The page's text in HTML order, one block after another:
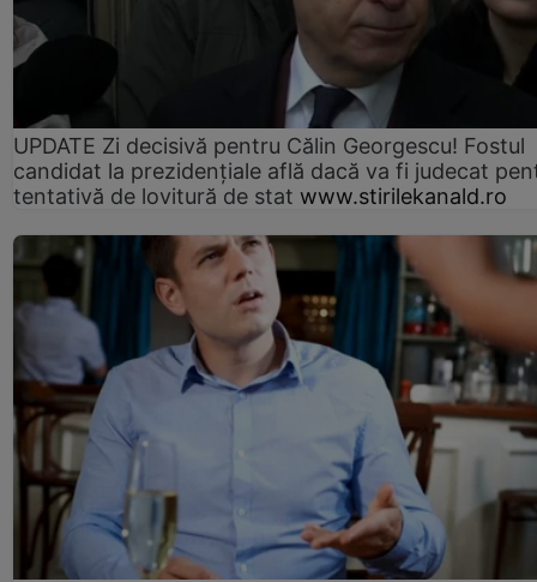
UPDATE Zi decisivă pentru Călin Georgescu! Fostul
candidat la prezidențiale află dacă va fi judecat
tentativă de lovitură de stat www.stirilekanald.ro